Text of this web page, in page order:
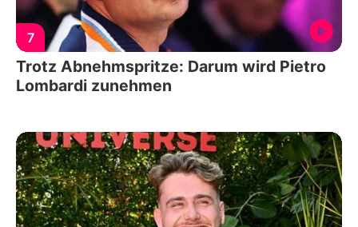
7
Trotz Abnehmspritze: Darum wird Pietro
Lombardi zunehmen